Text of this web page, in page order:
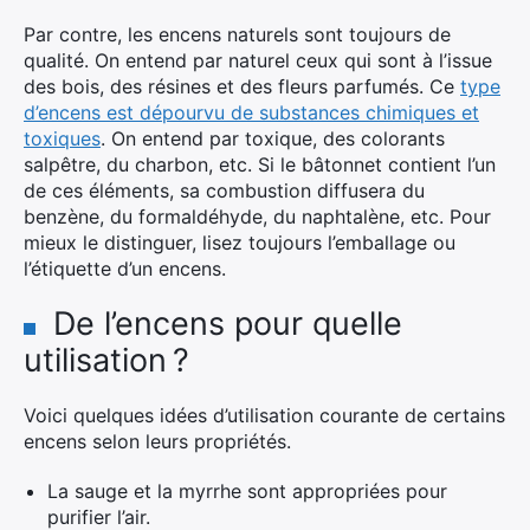
Par contre, les encens naturels sont toujours de
qualité. On entend par naturel ceux qui sont à l’issue
des bois, des résines et des fleurs parfumés. Ce type
d’encens est dépourvu de substances chimiques et
toxiques. On entend par toxique, des colorants
salpêtre, du charbon, etc. Si le bâtonnet contient l’un
de ces éléments, sa combustion diffusera du
benzène, du formaldéhyde, du naphtalène, etc. Pour
mieux le distinguer, lisez toujours l’emballage ou
l’étiquette d’un encens.
De l’encens pour quelle
utilisation ?
Voici quelques idées d’utilisation courante de certains
encens selon leurs propriétés.
La sauge et la myrrhe sont appropriées pour
purifier l’air.